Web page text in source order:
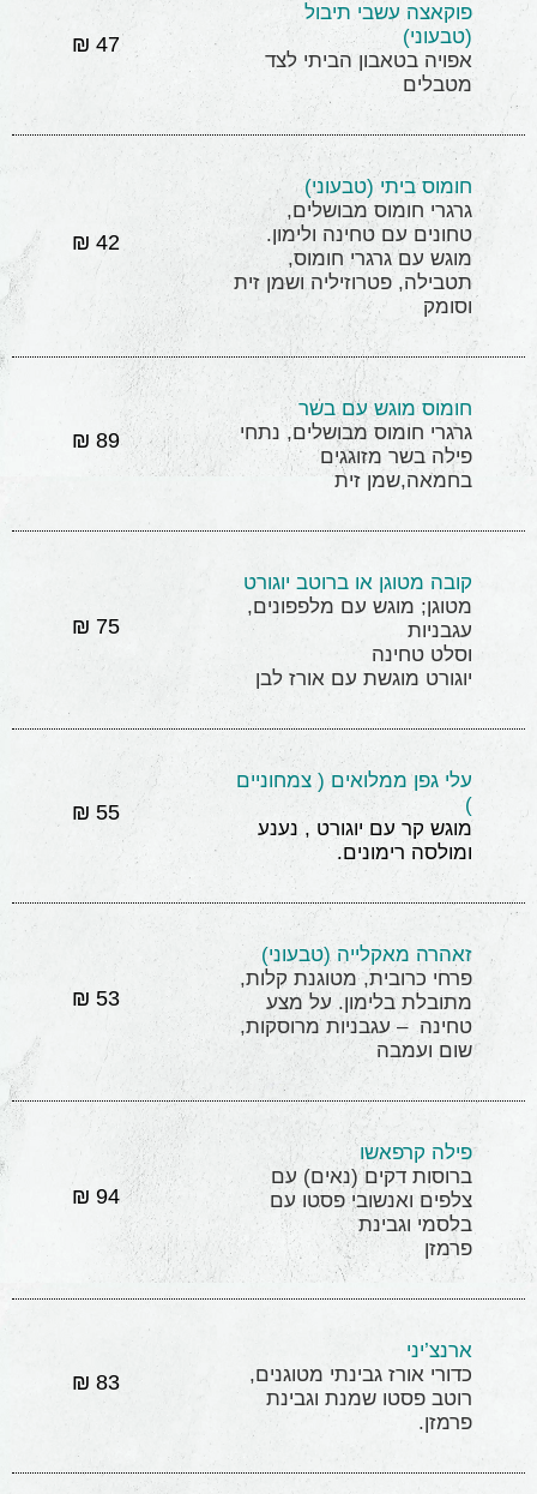
פוקאצה עשבי תיבול
(טבעוני)
אפויה בטאבון הביתי לצד
מטבלים
47 ₪
חומוס ביתי (טבעוני)
גרגרי חומוס מבושלים,
טחונים עם טחינה ולימון.
מוגש עם גרגרי חומוס,
תטבילה, פטרוזיליה ושמן זית
וסומק
42 ₪
חומוס מוגש עם בשר
גרגרי חומוס מבושלים, נתחי
פילה בשר מזוגגים
בחמאה,שמן זית
89 ₪
קובה מטוגן או ברוטב יוגורט
מטוגן; מוגש עם מלפפונים,
עגבניות
וסלט טחינה
יוגורט מוגשת עם אורז לבן
75 ₪
עלי גפן ממלואים ( צמחוניים
)
מוגש קר עם יוגורט , נענע
ומולסה רימונים.
55 ₪
זאהרה מאקלייה (טבעוני)
פרחי כרובית, מטוגנת קלות,
מתובלת בלימון. על מצע
טחינה – עגבניות מרוסקות,
שום ועמבה
53 ₪
פילה קרפאשו
ברוסות דקים (נאים) עם
צלפים ואנשובי פסטו עם
בלסמי וגבינת
פרמזן
94 ₪
ארנצ’יני
כדורי אורז גבינתי מטוגנים,
רוטב פסטו שמנת וגבינת
פרמזן.
83 ₪